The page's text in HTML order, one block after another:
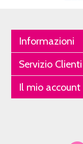
Informazioni
Servizio Clienti
Il mio account